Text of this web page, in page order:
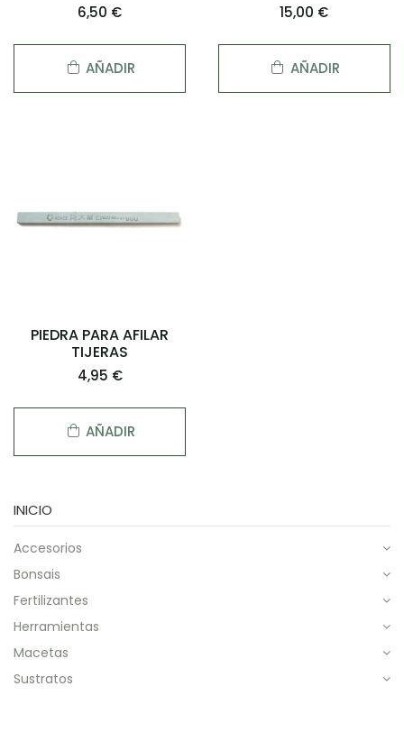
6,50 €
AÑADIR
15,00 €
AÑADIR
PIEDRA PARA AFILAR
TIJERAS
4,95 €
AÑADIR
INICIO
accesorios
bonsais
fertilizantes
herramientas
macetas
sustratos